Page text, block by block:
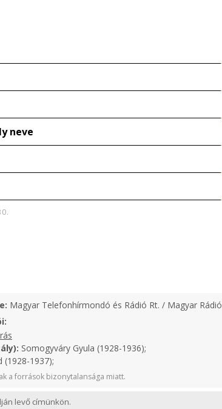
neve
Magyar Telefonhírmondó és Rádió Rt. / Magyar Rádió
Somogyváry Gyula (1928-1936);
(1928-1937);
a források bizonytalansága miatt.
levő címünkön.